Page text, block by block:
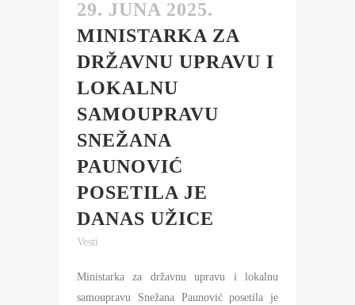
29. JUNA 2025.
MINISTARKA ZA
DRŽAVNU UPRAVU I
LOKALNU
SAMOUPRAVU
SNEŽANA
PAUNOVIĆ
POSETILA JE
DANAS UŽICE
Vesti
Ministarka za državnu upravu i lokalnu
samoupravu Snežana Paunović posetila je